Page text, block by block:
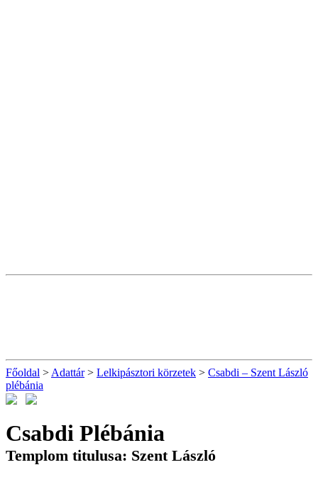
Főoldal > Adattár> Lelkipásztori körzetek > Csabdi – Szent László
plébánia
Csabdi Plébánia
Templom titulusa: Szent László